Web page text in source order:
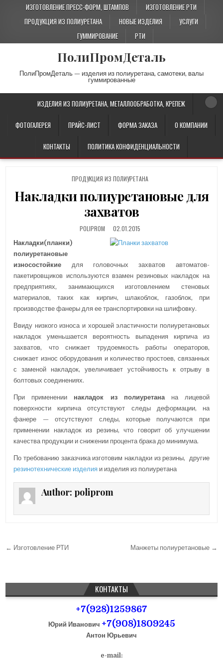
ИЗГОТОВЛЕНИЕ ПРЕСС-ФОРМ, ШТАМПОВ
ИЗГОТОВЛЕНИЕ РТИ
ПРОДУКЦИЯ ИЗ ПОЛИУРЕТАНА
НОВЫЕ ИЗДЕЛИЯ
УСЛУГИ
ГУММИРОВАНИЕ
РТИ
ПолиПромДеталь
ПолиПромДеталь — изделия из полиуретана, самотеки, валы
гуммированные
ИЗДЕЛИЯ ИЗ ПОЛИУРЕТАНА, МЕТАЛЛООБРАБОТКА, КРЕПЕЖ
ФОТОГАЛЕРЕЯ ПРАЙС-ЛИСТ ФОРМА ЗАКАЗА О КОМПАНИИ
КОНТАКТЫ ПОЛИТИКА КОНФИДЕНЦИАЛЬНОСТИ
P
S
T
ПРОДУКЦИЯ ИЗ ПОЛИУРЕТАНА
Накладки полиуретановые для
захватов
POLIPROM 02.01.2015
Накладки(планки)
полиуретановые
износостойкие для головочных захватов автоматов-
пакетировщиков используются взамен резиновых накладок на
предприятиях, занимающихся изготовлением стеновых
материалов, таких как кирпич, шлакоблок, газоблок, при
производстве фанеры для ее транспортировки на шлифовку.
Ввиду низкого износа и хорошей эластичности полиуретановых
накладок уменьшается вероятность выпадения кирпича из
захватов, что снижает трудоемкость работы операторов,
снижает износ оборудования и количество простоев, связанных
с заменой накладок, увеличивает устойчивость к отрыву в
болтовых соединениях.
При применении накладок из полиуретанана лицевой
поверхности кирпича отсутствуют следы деформации, на
фанере — отсутствуют следы, которые получаются при
применении накладок из резины, что говорит об улучшении
качества продукции и снижении процента брака до минимума.
По требованию заказчика изготовим накладки из резины, другие
резинотехнические изделия и изделия из полиуретана
Author: poliprom
в
и
← Изготовление РТИ Манжеты полиуретановые →
КОНТАКТЫ
+7(928)1259867
Юрий Иванович +7(908)1809245
Антон Юрьевич
e-mail: